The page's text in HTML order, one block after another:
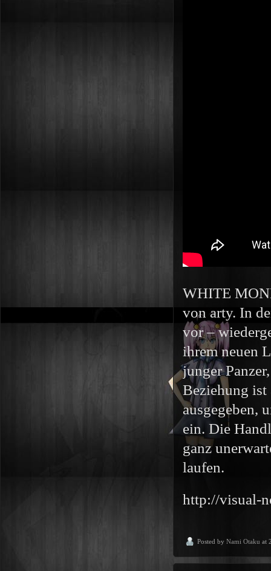
WHITE
von arty. In
vor –
ihrem neuen
junger
Beziehung ist
ausgegeben,
ein. Die
ganz
laufen.
http://visual-
Posted by Nami Otaku at